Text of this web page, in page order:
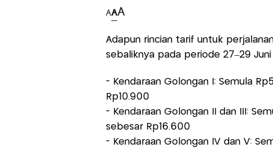
AAA
Adapun rincian tarif untuk
sebaliknya pada periode 27–29
- Kendaraan Golongan I: Semula
Rp10.900
- Kendaraan Golongan II dan III:
sebesar Rp16.600
- Kendaraan Golongan IV dan V: